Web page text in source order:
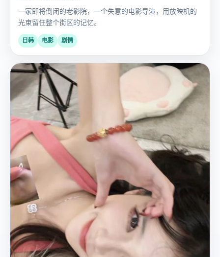
一家即将倒闭的老影院，一个失意的电影导演，用放映机的
光束留住整个街区的记忆。
日韩 电影
剧情
2024
国